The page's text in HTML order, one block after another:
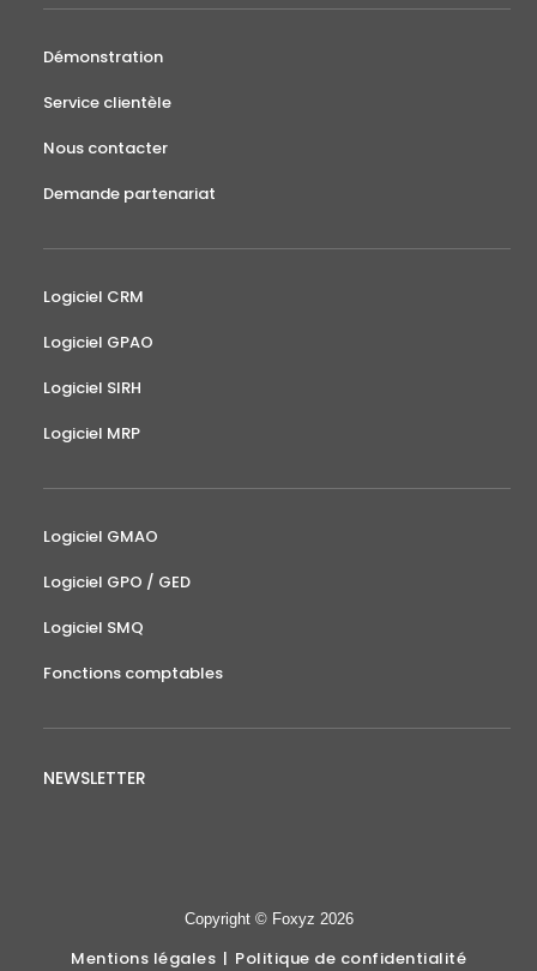
Démonstration
Service clientèle
Nous contacter
Demande partenariat
Logiciel CRM
Logiciel GPAO
Logiciel SIRH
Logiciel MRP
Logiciel GMAO
Logiciel GPO / GED
Logiciel SMQ
Fonctions comptables
NEWSLETTER
Copyright © Foxyz 2026
Mentions légales | Politique de confidentialité